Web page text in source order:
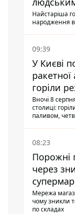
вже
Найстаріша
народження
09:39
У Києві
горіли
паливом
Вночі 8
столиці:
паливом,
08:23
Порожні
через
без
Мережа
чому зникли
по складах